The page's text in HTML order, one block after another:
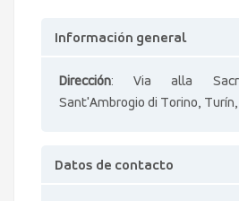
Información general
Dirección: Via alla
Sant'Ambrogio di Torino,
Datos de contacto